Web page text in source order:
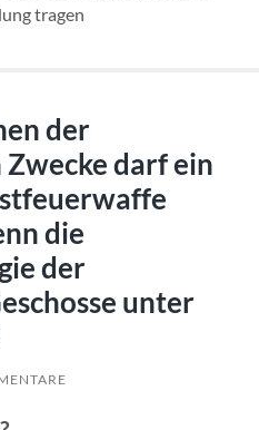
tragen
der
darf ein
die
der
unter